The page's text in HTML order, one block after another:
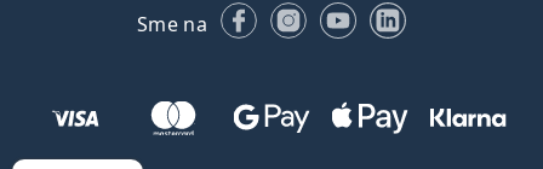
Sme na FacebookuInstagrame
YouTubeLinkedIn